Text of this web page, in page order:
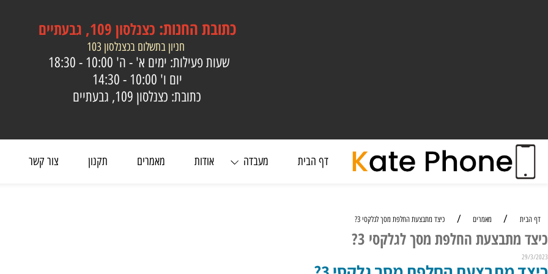
כתובתהחנות:כצנלסון 109, גבעתיים
חניון בתשלום בכצנלסון 103
שעות פעילות: ימים א' - ה' 10:00 - 18:30
יום ו'10:00 - 14:30
כתובת: כצנלסון 109, גבעתיים
דף הבית מעבדה אודות מאמרים תקנון צור קשר
/
החלפת מסך לגלקסי 3?